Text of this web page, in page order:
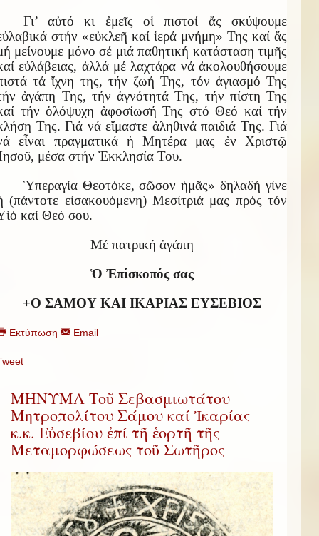
Γι’ αὐτό κι ἐμεῖς οἱ πιστοί ἄς σκύψουμε
στήν «εὐκλεῆ καί ἱερά μνήμη» Της καί ἄς
μείνουμε μόνο σέ μιά παθητική κατάσταση τιμῆς
εὐλάβειας, ἀλλά μέ λαχτάρα νά ἀκολουθήσουμε
τά ἴχνη της, τήν ζωή Της, τόν ἁγιασμό Της
ἀγάπη Της, τήν ἁγνότητά Της, τήν πίστη Της
τήν ὁλόψυχη ἀφοσίωσή Της στό Θεό καί τήν
Της. Γιά νά εἴμαστε ἀληθινά παιδιά Της. Γιά
εἶναι πραγματικά ἡ Μητέρα μας ἐν Χριστῷ
μέσα στήν Ἐκκλησία Του.
Ὑπεραγία Θεοτόκε, σῶσον ἡμᾶς» δηλαδή γίνε
(πάντοτε εἰσακουόμενη) Μεσίτριά μας πρός τόν
καί Θεό σου.
Μέ πατρική ἀγάπη
Ὁ Ἐπίσκοπός σας
+Ο ΣΑΜΟΥ ΚΑΙ ΙΚΑΡΙΑΣ ΕΥΣΕΒΙΟΣ
Εκτύπωση Email
ΜΗΝΥΜΑ Τοῦ Σεβασμιωτάτου
Μητροπολίτου Σάμου καί Ἰκαρίας
κ.κ. Εὐσεβίου ἐπί τῆ ἑορτῆ τῆς
Μεταμορφώσεως τοῦ Σωτῆρος